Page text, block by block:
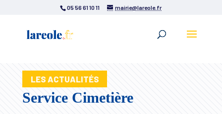
05 56 61 10 11 mairie@lareole.fr
LES ACTUALITÉS
Service Cimetière